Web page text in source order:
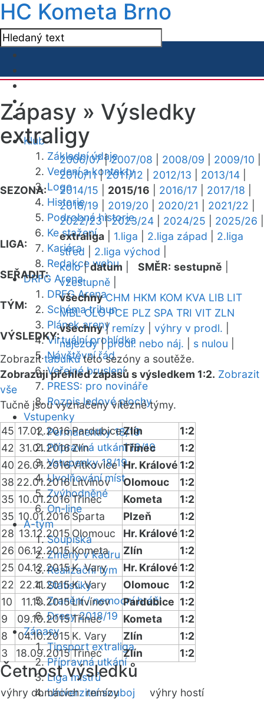
HC Kometa Brno
Klub
Základní údaje
Vedení a kontakty
Logo
Historie
Podrobná historie
Ke stažení
Kariéra
Redakce webu
DRFG Arena
DRFG Arena
Schéma tribun
Plánek areny
Virtuální prohlídka
Návštěvní řád
Veřejné bruslení
PRESS: pro novináře
Rozpis ledové plochy
Vstupenky
Permanentky 18/19
Přípravná utkání 18/19
Vstupenky 18/19
Uvolňování míst
Zvýhodněné
On-line
A-tým
Soupiska
Změny v kádru
Realizační tým
Statistiky
Zranění / nemocní hráči
Dresy 2018/19
Zápasy
Tipsport extraliga
Přípravná utkání
Liga mistrů
Univerzitní souboj
Zápasy » Výsledky
extraligy
SEZONA:
2006/07|2007/08 2008/09 2009/10
2010/11|2011/12 2012/13 2013/14
2014/15
2015/16 2016/17 2017/18
2018/19
2019/20 2020/21 2021/22
2022/23|2023/24 2024/25 2025/26
LIGA:
extraliga 1.liga 2.liga západ
2.liga
střed
2.liga východ
SEŘADIT:
kolo|datum SMĚR: sestupně
vzestupně
TÝM:
všechny CHM HKM KOM KVA LIB LIT
MBL OLO PCE PLZ SPA TRI VIT ZLN
VÝSLEDKY:
všechny| remízy výhry v prodl.
nájezdy|prodl. nebo náj. s nulou
Zobrazittabulkutéto sezóny a soutěže.
Zobrazuji přehled zápasů s výsledkem 1:2. Zobrazit
vše
Tučně jsou vyznačeny vítězné týmy.
45 17.02.2016PardubiceZlín
1:2
42 31.01.2016Zlín Třinec
1:2
40 26.01.2016Vítkovice Hr. Králové 1:2
38 22.01.2016 Litvínov Olomouc
1:2
35 10.01.2016Třinec Kometa
1:2
35 10.01.2016 Sparta Plzeň
1:2
28 13.12.2015 Olomouc Hr. Králové 1:2
26 06.12.2015Kometa Zlín
1:2
25 04.12.2015K. Vary Hr. Králové 1:2
22 22.11.2015K. Vary Olomouc
1:2
10
11.10.2015Litvínov Pardubice 1:2
9
09.10.2015Třinec Kometa
1:2
8
04.10.2015 K. Vary Zlín
1:2
3
18.09.2015Třinec Zlín 1:2
Četnost výsledků
výhry domácíchremízy výhry hostí